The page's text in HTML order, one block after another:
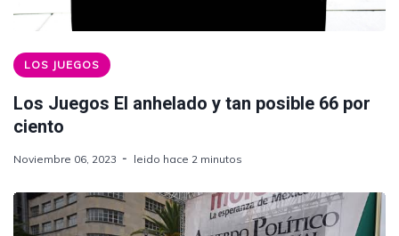
LOS JUEGOS
Los Juegos El anhelado y tan posible 66 por
ciento
Noviembre 06, 2023 leido hace 2 minutos